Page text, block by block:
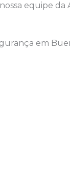
equipe da
em